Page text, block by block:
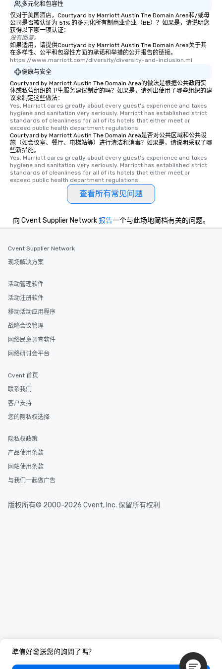
多元化和包容性
仅对于美国酒店，Courtyard by Marriott Austin The Domain Area和/或母
公司是否被认证为 51% 的多元化所有制商业企业（BE）？如果是，请说明您
获得以下哪一项认证：
没有回复。
如果适用，请提供Courtyard by Marriott Austin The Domain Area关于其
在多样性、公平和包容性方面的承诺和举措的公开报告的链接。
https://www.marriott.com/diversity/diversity-and-inclusion.mi
健康与安全
Courtyard by Marriott Austin The Domain Area的做法是根据公共政府实
体或私营组织的卫生服务建议制定的吗？如果是，请列出使用了哪些组织的建
议来制定这些做法：
Yes, Marriott cares greatly about every guest's experience and takes
hygiene and sanitation very seriously. Marriott has established strict
standards of cleanliness for all of its hotels that either meet or
exceed public health department regulations.
Courtyard by Marriott Austin The Domain Area是否对公共区域和公共设
施（如会议室、餐厅、电梯站等）进行清洁和消毒？如果是，请说明采取了哪
些新措施。
Yes, Marriott cares greatly about every guest's experience and takes
hygiene and sanitation very seriously. Marriott has established strict
standards of cleanliness for all of its hotels that either meet or
exceed public health department regulations.
查看所有常见问题
準備好發送您的詢問了嗎？
向 Cvent Supplier Network报告一个与此场地简档有关的问题。
Cvent Supplier Network
现场解决方案
活动管理软件
活动注册软件
移动活动应用程序
战略会议管理
网络民意调查软件
网络研讨会平台
Cvent 首页
联系我们
客户支持
您的隐私权选择
隐私权政策
产品使用条款
网站使用条款
与我们一起做广告
版权所有© 2000-2026 Cvent, Inc. 保留所有权利